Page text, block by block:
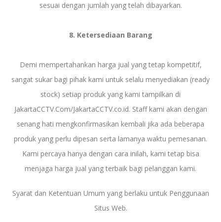
sesuai dengan jumlah yang telah dibayarkan.
8. Ketersediaan Barang
Demi mempertahankan harga jual yang tetap kompetitif,
sangat sukar bagi pihak kami untuk selalu menyediakan (ready
stock) setiap produk yang kami tampilkan di
JakartaCCTV.Com/JakartaCCTV.co.id. Staff kami akan dengan
senang hati mengkonfirmasikan kembali jika ada beberapa
produk yang perlu dipesan serta lamanya waktu pemesanan.
Kami percaya hanya dengan cara inilah, kami tetap bisa
menjaga harga jual yang terbaik bagi pelanggan kami.
Syarat dan Ketentuan Umum yang berlaku untuk Penggunaan
Situs Web.